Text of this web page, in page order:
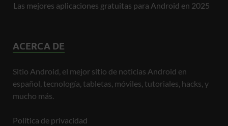
Las mejores aplicaciones gratuitas para Android en 2025
ACERCA DE
Sitio Android, el mejor sitio de noticias Android en
español, tecnología, tabletas, móviles, tutoriales, hacks, y
mucho más.
Política de privacidad